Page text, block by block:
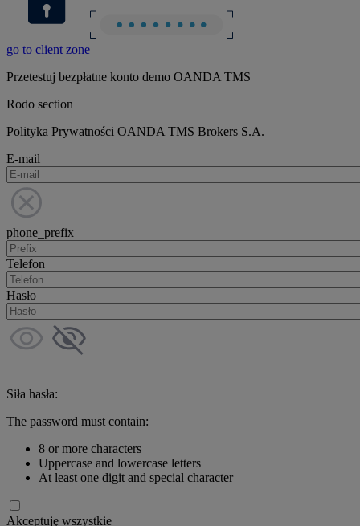
go to client zone
Przetestuj bezpłatne konto demo OANDA TMS
Rodo section
Polityka Prywatności OANDA TMS Brokers S.A.
E-mail
phone_prefix
Telefon
Hasło
Siła hasła:
The password must contain:
8 or more characters
Uppercase and lowercase letters
At least one digit and special character
Akceptuję wszystkie